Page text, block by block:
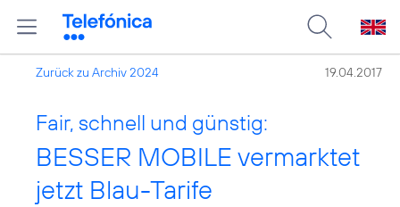
Zurück zu Archiv 2024 19.04.2017
Fair, schnell und günstig:
BESSER MOBILE vermarktet
jetzt Blau-Tarife